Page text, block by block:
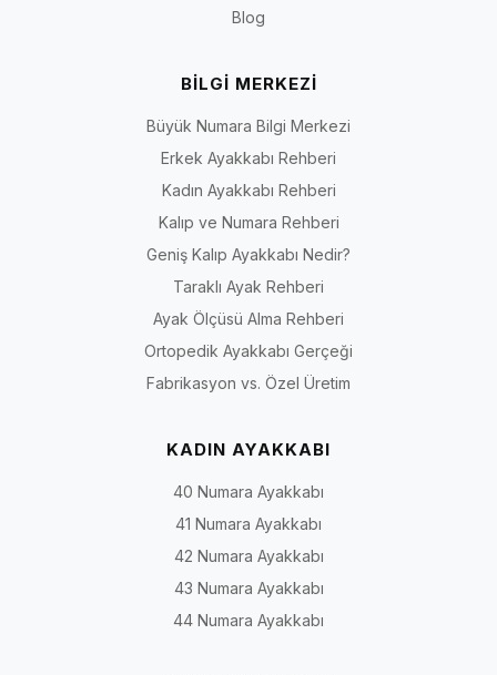
İriadam.com’da doğru numara, doğru kalıp ve doğru tarzı bir arada
Kadın Numara Seçeneklerini İncele
İlgili numara sayfalarına hızlıca ulaşmak için aşağıdaki bağlantıları
43 Numara Kadın Ayakkabı
44 Numara Kadın Ayakkabı
Blog
BİLGİ MERKEZİ
Büyük Numara Bilgi Merkezi
Erkek Ayakkabı Rehberi
Kadın Ayakkabı Rehberi
Kalıp ve Numara Rehberi
Geniş Kalıp Ayakkabı Nedir?
Taraklı Ayak Rehberi
Ayak Ölçüsü Alma Rehberi
Ortopedik Ayakkabı Gerçeği
Fabrikasyon vs. Özel Üretim
KADIN AYAKKABI
40 Numara Ayakkabı
41 Numara Ayakkabı
42 Numara Ayakkabı
43 Numara Ayakkabı
44 Numara Ayakkabı